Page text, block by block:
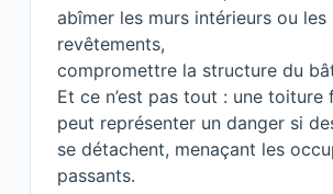
abîmer les murs intérieurs ou les
revêtements,
compromettre la structure du
Et ce n’est pas tout : une toiture
peut représenter un danger si
se détachent, menaçant les
passants.